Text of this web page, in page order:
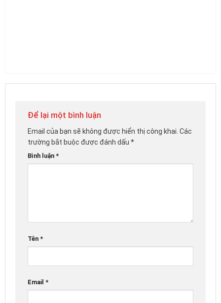
Để lại một bình luận
Email của bạn sẽ không được hiển thị công khai. Các
trường bắt buộc được đánh dấu *
Bình luận *
Tên *
Email *